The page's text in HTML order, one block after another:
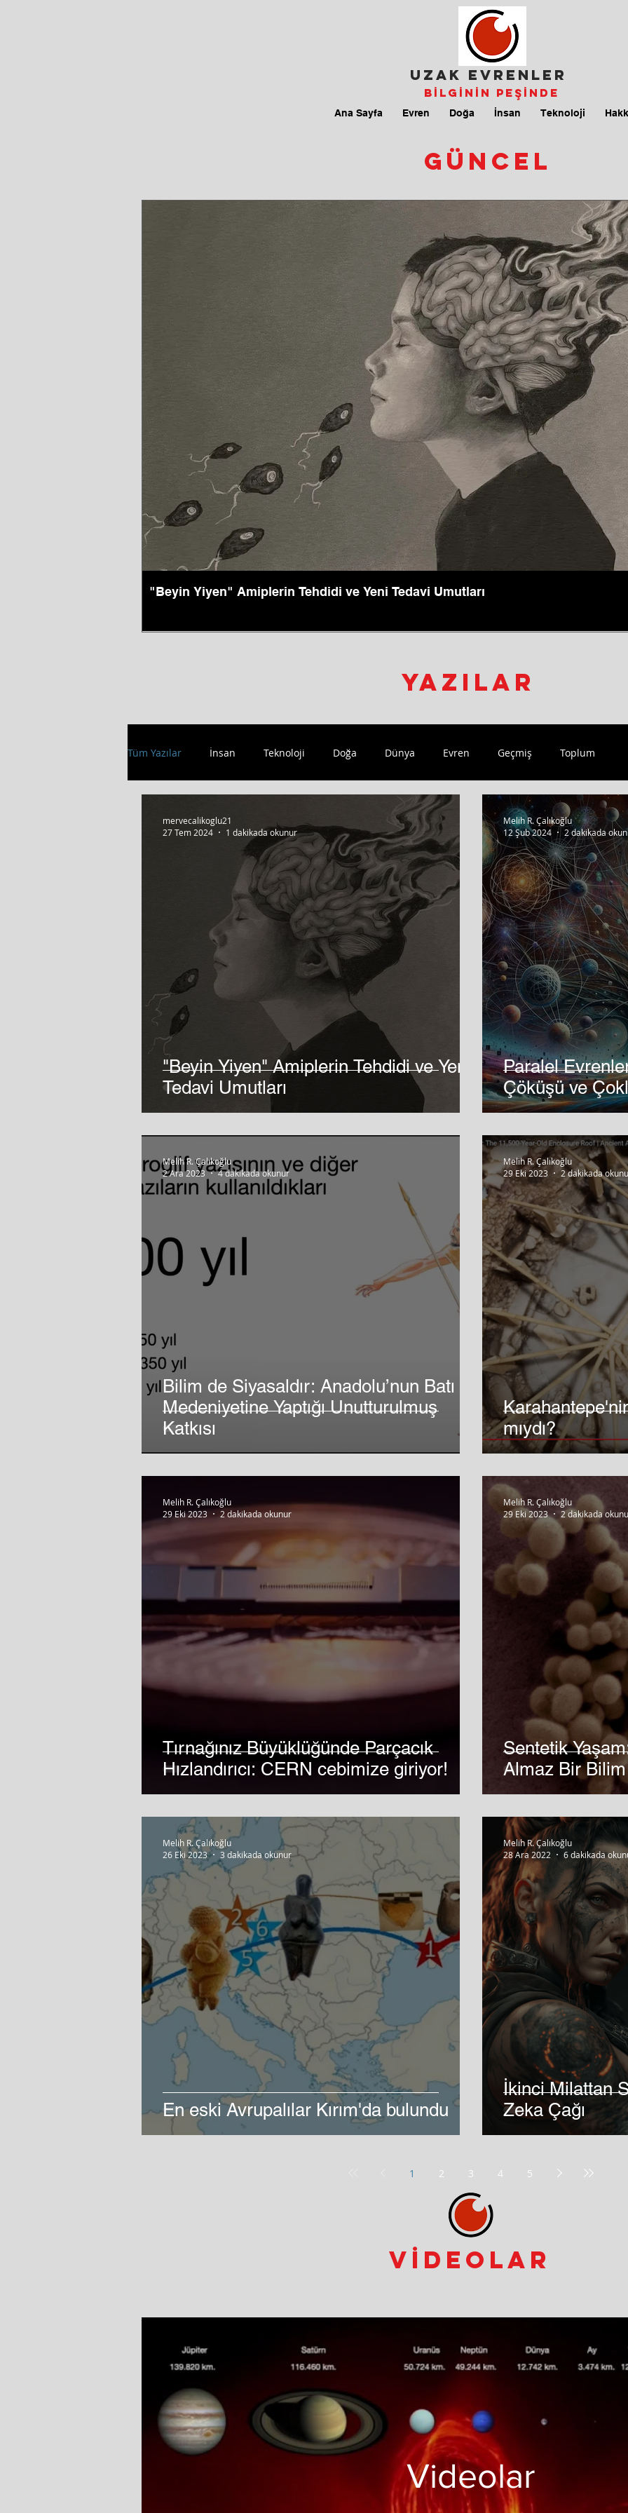
UZAK EVRENLER
Bİlgİnİn Peşİnde
Ana Sayfa Evren Doğa İnsan Teknoloji
güncel
"Beyin Yiyen" Amiplerin Tehdidi ve Yeni Tedavi Umutları
YAZILAR
VİDEOLAR
Tüm Yazılar İnsan Teknoloji Doğa Dünya Evren Geçmiş Toplum
"Beyin Yiyen" Amiplerin Tehdidi ve Yeni
Tedavi Umutları
mervecalikoglu21
27 Tem 2024
1 dakikada okunur
Paralel
Çöküşü ve
Melih R. Çalıkoğlu
12 Şub 2024
2 dakikada
Bilim de Siyasaldır: Anadolu’nun Batı
Medeniyetine Yaptığı Unutturulmuş
Katkısı
Melih R. Çalıkoğlu
2 Ara 2023
4 dakikada okunur
mıydı?
Melih R. Çalıkoğlu
29 Eki 2023
2 dakikada
Tırnağınız Büyüklüğünde Parçacık
Hızlandırıcı: CERN cebimize giriyor!
Melih R. Çalıkoğlu
29 Eki 2023
2 dakikada okunur
Sentetik
Almaz Bir
Melih R. Çalıkoğlu
29 Eki 2023
2 dakikada
En eski Avrupalılar Kırım'da bulundu
Melih R. Çalıkoğlu
26 Eki 2023
3 dakikada okunur
İkinci Milattan
Zeka Çağı
Melih R. Çalıkoğlu
28 Ara 2022
6 dakikada
1 2 3 4 5
Videolar